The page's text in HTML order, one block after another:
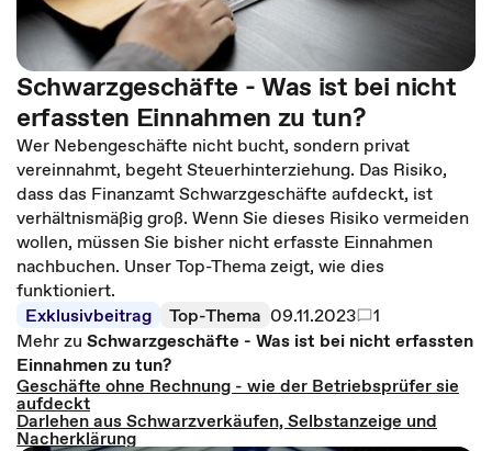
Schwarzgeschäfte - Was ist bei nicht
erfassten Einnahmen zu tun?
Wer Nebengeschäfte nicht bucht, sondern privat
vereinnahmt, begeht Steuerhinterziehung. Das Risiko,
dass das Finanzamt Schwarzgeschäfte aufdeckt, ist
verhältnismäßig groß. Wenn Sie dieses Risiko vermeiden
wollen, müssen Sie bisher nicht erfasste Einnahmen
nachbuchen. Unser Top-Thema zeigt, wie dies
funktioniert.
Exklusivbeitrag
Top-Thema 09.11.2023
1
Mehr zu Schwarzgeschäfte - Was ist bei nicht erfassten
Einnahmen zu tun?
Geschäfte ohne Rechnung - wie der Betriebsprüfer sie
aufdeckt
Darlehen aus Schwarzverkäufen, Selbstanzeige und
Nacherklärung